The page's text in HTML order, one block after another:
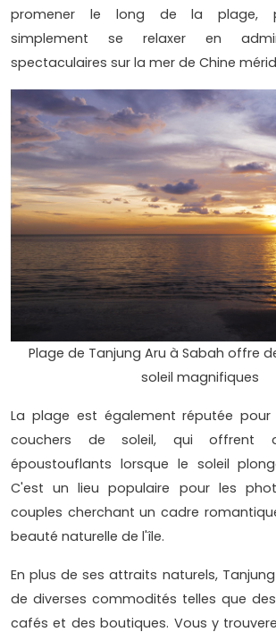
promener le long de la plage,
simplement se relaxer en
spectaculaires sur la mer de Chine
Plage de Tanjung Aru à Sabah offre
soleil magnifiques
La plage est également réputée pour
couchers de soleil, qui offrent
époustouflants lorsque le soleil
C'est un lieu populaire pour les
couples cherchant un cadre
beauté naturelle de l'île.
En plus de ses attraits naturels,
de diverses commodités telles que
cafés et des boutiques. Vous y